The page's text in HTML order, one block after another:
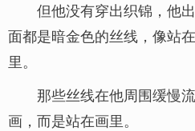
但他没有穿出织锦，他
面都是暗金色的丝线，像站
里。
那些丝线在他周围缓慢
画，而是站在画里。